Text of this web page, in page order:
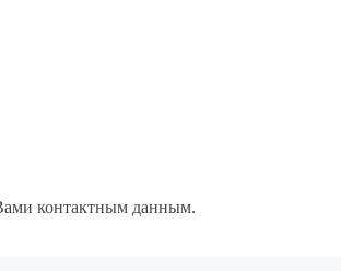
контактным данным.